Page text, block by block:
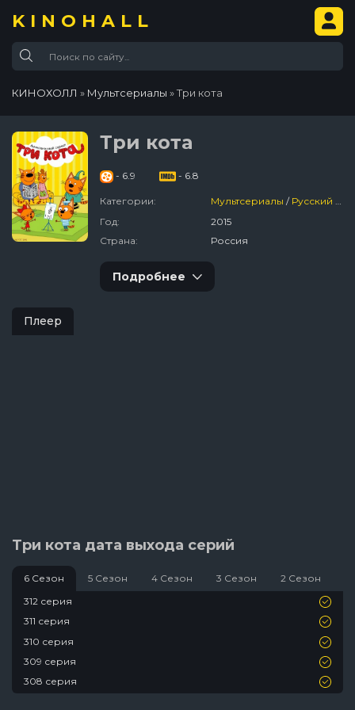
KINOHALL
КИНОХОЛЛ » Мультсериалы » Три кота
Три кота
- 6.9 - 6.8
Категории: Мультсериалы / Русский /
Год:
2015
Страна:
Россия
Подробнее
Плеер
Три кота дата выхода серий
6 Сезон 5 Сезон 4 Сезон 3 Сезон 2 Сезон
312 серия
311 серия
310 серия
309 серия
308 серия